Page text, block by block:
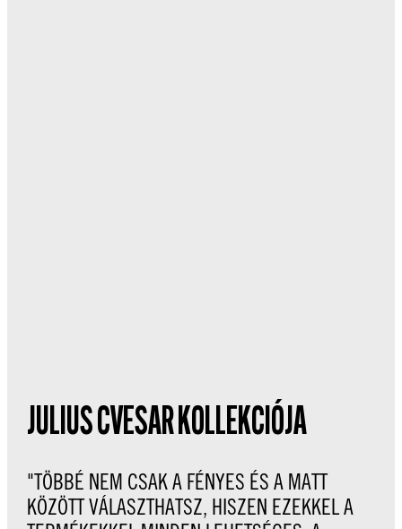
JULIUS CVESAR KOLLEKCIÓJA
"TÖBBÉ NEM CSAK A FÉNYES ÉS A MATT
KÖZÖTT VÁLASZTHATSZ, HISZEN EZEKKEL A